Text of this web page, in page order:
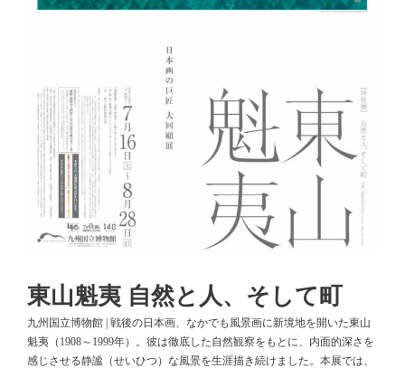
東山魁夷 自然と人、そして町
九州国立博物館 | 戦後の日本画、なかでも風景画に新境地を開いた東山
魁夷（1908～1999年）。彼は徹底した自然観察をもとに、内面的深さを
感じさせる静謐（せいひつ）な風景を生涯描き続けました。本展では、